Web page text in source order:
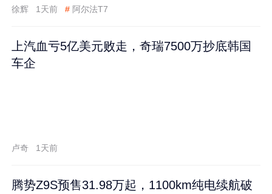
徐辉 1天前 # 阿尔法T7
上汽血亏5亿美元败走，奇瑞7500万抄底韩国
车企
卢奇 1天前
腾势Z9S预售31.98万起，1100km纯电续航破